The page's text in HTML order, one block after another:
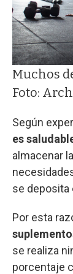
Muchos
Foto:
Según
es
almacenar
se deposita
Por esta
se realiza
porcentaje